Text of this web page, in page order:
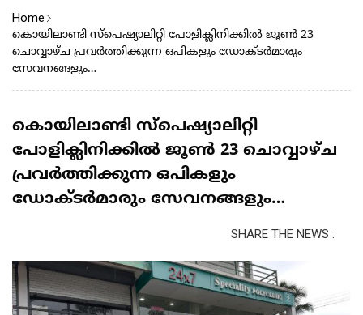
Home
കൊയിലാണ്ടി സ്പെഷ്യാലിറ്റി പോളിക്ലിനിക്കിൽ ജൂൺ 23
ചൊവ്വാഴ്ച പ്രവർത്തിക്കുന്ന ഒപികളും ഡോക്ടർമാരും
സേവനങ്ങളും…
കൊയിലാണ്ടി സ്പെഷ്യാലിറ്റി
പോളിക്ലിനിക്കിൽ ജൂൺ 23 ചൊവ്വാഴ്ച
പ്രവർത്തിക്കുന്ന ഒപികളും
ഡോക്ടർമാരും സേവനങ്ങളും…
SHARE THE NEWS :